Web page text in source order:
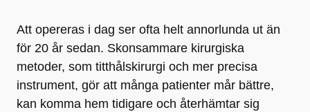
Att opereras i dag ser ofta helt annorlunda ut än
för 20 år sedan. Skonsammare kirurgiska
metoder, som titthålskirurgi och mer precisa
instrument, gör att många patienter mår bättre,
kan komma hem tidigare och återhämtar sig